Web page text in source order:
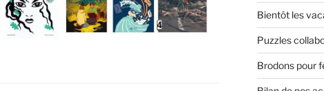
Bientôt les
Puzzles
Brodons pour